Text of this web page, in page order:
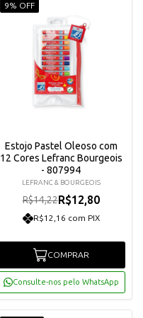
9% OFF
Estojo Pastel Oleoso com
12 Cores Lefranc Bourgeois
- 807994
LEFRANC & BOURGEOIS
R$14,22R$12,80
R$12,16 com PIX
COMPRAR
Consulte-nos pelo WhatsApp